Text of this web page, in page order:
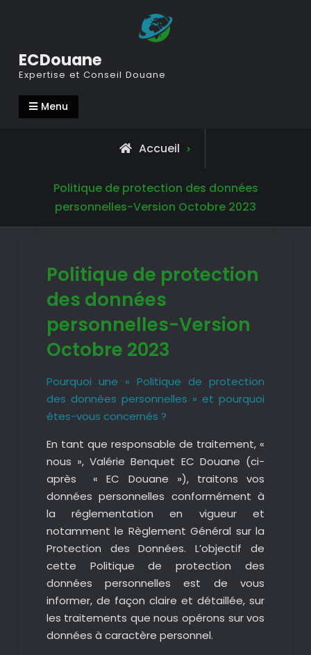
ECDouane
Expertise et Conseil Douane
Menu
Accueil
Politique de protection des données
personnelles-Version Octobre 2023
Politique de protection
des données
personnelles-Version
Octobre 2023
Pourquoi une « Politique de protection
des données personnelles » et pourquoi
êtes-vous concernés ?
En tant que responsable de traitement, «
nous », Valérie Benquet EC Douane (ci-
après « EC Douane »), traitons vos
données personnelles conformément à
la réglementation en vigueur et
notamment le Règlement Général sur la
Protection des Données. L’objectif de
cette Politique de protection des
données personnelles est de vous
informer, de façon claire et détaillée, sur
les traitements que nous opérons sur vos
données à caractère personnel.